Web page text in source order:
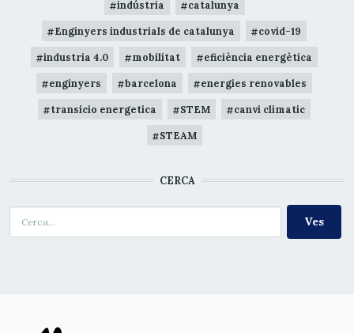
indústria catalunya
Enginyers industrials de catalunya covid-19
industria 4.0 mobilitat eficiència energètica
enginyers barcelona energies renovables
transicio energetica STEM canvi climatic
STEAM
CERCA